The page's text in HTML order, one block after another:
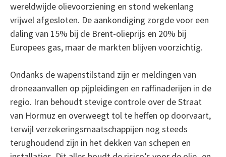
wereldwijde olievoorziening en stond wekenlang
vrijwel afgesloten. De aankondiging zorgde voor een
daling van 15% bij de Brent-olieprijs en 20% bij
Europees gas, maar de markten blijven voorzichtig.
Ondanks de wapenstilstand zijn er meldingen van
droneaanvallen op pijpleidingen en raffinaderijen in de
regio. Iran behoudt stevige controle over de Straat
van Hormuz en overweegt tol te heffen op doorvaart,
terwijl verzekeringsmaatschappijen nog steeds
terughoudend zijn in het dekken van schepen en